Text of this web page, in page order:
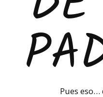
Pues